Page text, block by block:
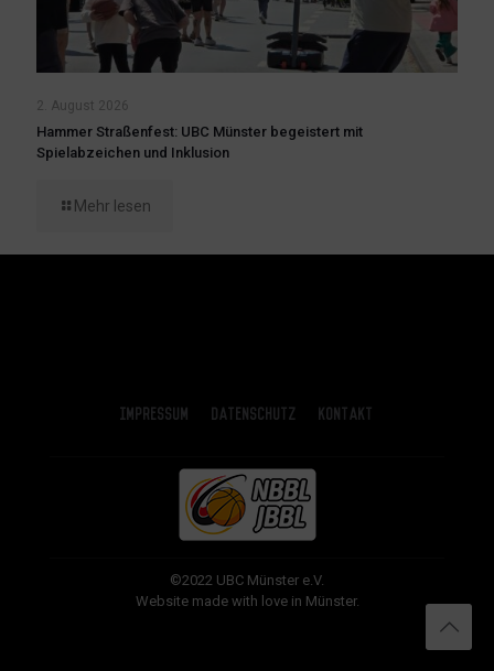
2. August 2026
Hammer Straßenfest: UBC Münster begeistert mit
Spielabzeichen und Inklusion
Mehr lesen
Impressum Datenschutz Kontakt
©2022 UBC Münster e.V.
Website made with love in Münster.